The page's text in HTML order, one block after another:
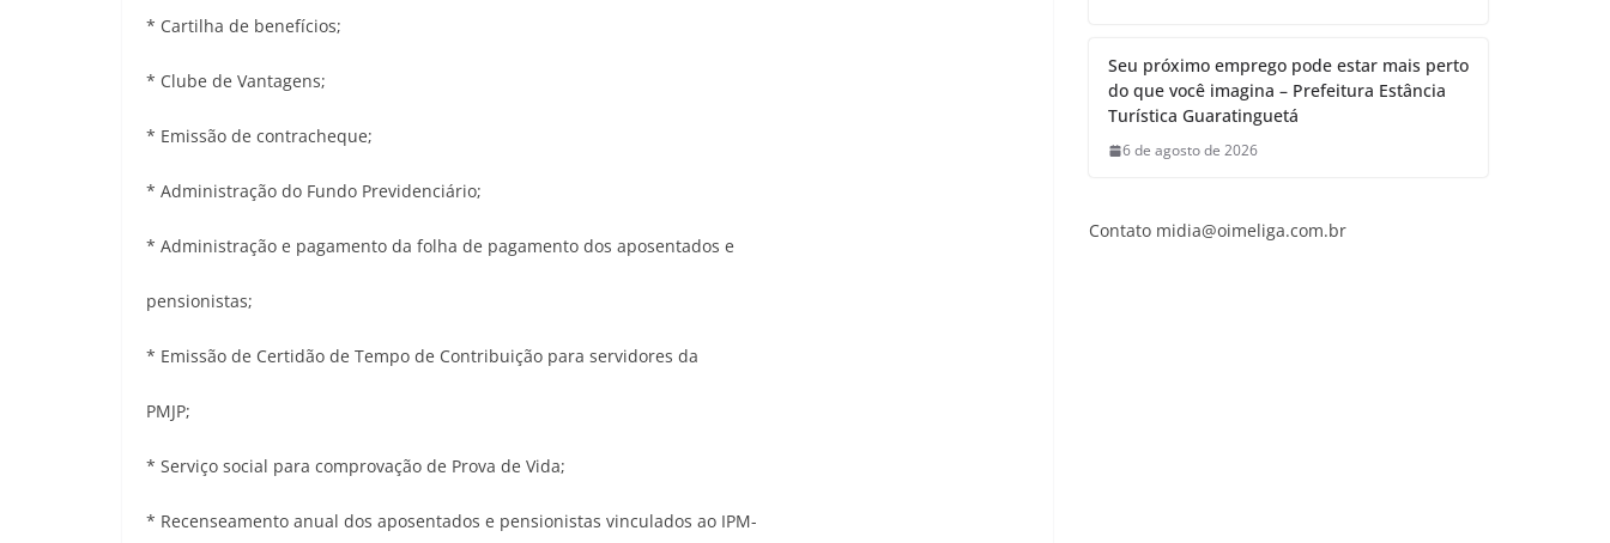
* Cartilha de benefícios;
* Clube de Vantagens;
* Emissão de contracheque;
* Administração do Fundo Previdenciário;
* Administração e pagamento da folha de pagamento dos aposentados e
pensionistas;
* Emissão de Certidão de Tempo de Contribuição para servidores da
PMJP;
* Serviço social para comprovação de Prova de Vida;
* Recenseamento anual dos aposentados e pensionistas vinculados ao IPM-
Seu próximo emprego pode estar mais perto
do que você imagina – Prefeitura Estância
Turística Guaratinguetá
6 de agosto de 2026
Contato midia@oimeliga.com.br